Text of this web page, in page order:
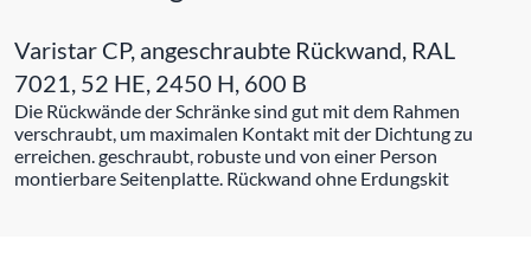
Varistar CP, angeschraubte Rückwand, RAL
7021, 52 HE, 2450 H, 600 B
Die Rückwände der Schränke sind gut mit dem Rahmen
verschraubt, um maximalen Kontakt mit der Dichtung zu
erreichen. geschraubt, robuste und von einer Person
montierbare Seitenplatte. Rückwand ohne Erdungskit